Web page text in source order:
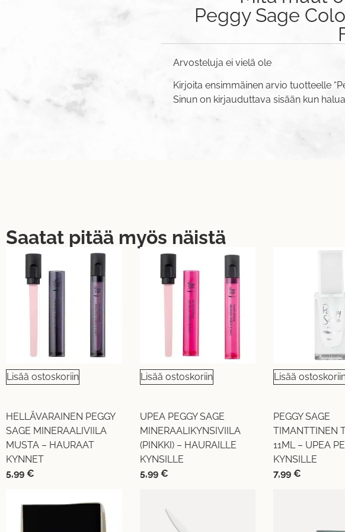
Peggy Sage
Arvosteluja ei vielä ole
Kirjoita ensimmäinen arvio tuotteelle
Sinun on kirjauduttava sisään kun
Saatat pitää myös näistä
Lisää ostoskoriin
HELLÄVARAINEN PEGGY
SAGE MINERAALIVIILA
MUSTA – HAURAAT
KYNNET
5,99 €
Lisää ostoskoriin
UPEA PEGGY SAGE
MINERAALIKYNSIVIILA
(PINKKI) – HAURAILLE
KYNSILLE
5,99 €
Lisää
PEGGY SAGE
TIMANTTINEN
11ML – UPEA
KYNSILLE
7,99€